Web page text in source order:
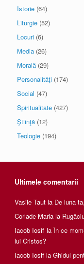
Istorie (64)
Liturgie (52)
Locuri (6)
Media (26)
Morală (29)
Personalităţi (174)
Social (47)
Spiritualitate (427)
Ştiinţă (12)
Teologie (194)
Ultimele comentarii
Vasile Taut la De luna
Corlade Maria la
Iacob Iosif la În ce
lui Cristos?
Iacob Iosif la Ghidul